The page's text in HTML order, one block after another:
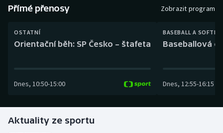
Curling
Dostihy
Gymnastika
Přímé přenosy Zobrazit program
OSTATNÍ
Orientační běh: SP Česko – štafeta
Dnes, 10:50-15:00
BASEBALL A
Baseballová
Dnes, 12:55-16:15
Aktuality ze sportu